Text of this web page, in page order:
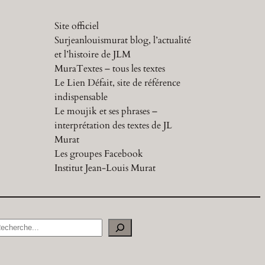
Site officiel
Surjeanlouismurat blog, l’actualité
et l’histoire de JLM
MuraTextes – tous les textes
Le Lien Défait, site de référence
indispensable
Le moujik et ses phrases –
interprétation des textes de JL
Murat
Les groupes Facebook
Institut Jean-Louis Murat